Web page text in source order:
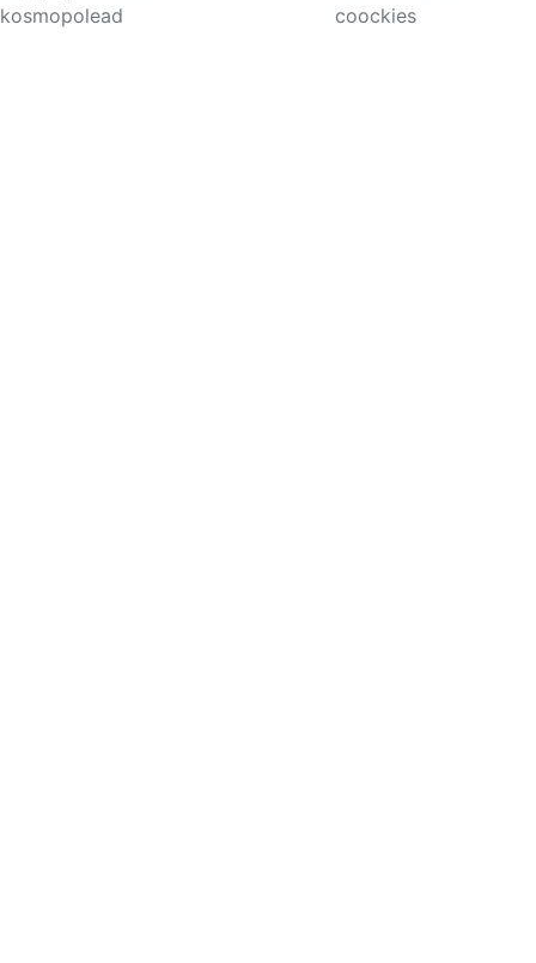
kosmopolead
coockies